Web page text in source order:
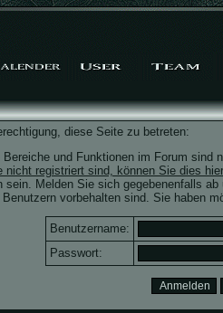
diese Seite zu betreten:
und Funktionen im Forum
nicht registriert sind, können Sie dies
sein. Melden Sie sich gegebenenfalls
vorbehalten sind. Sie haben
Benutzername:
Passwort: